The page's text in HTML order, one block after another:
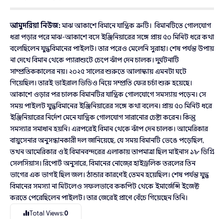
আমুদরিয়া নিউজ:মাঝ আকাশে বিমানে যান্ত্রিক ত্রুটি। বিমানটিতে গোলযোগ
ধরা পড়ার পরে মাঝ-আকাশে বসে ইঞ্জিনিয়ারের সঙ্গে প্রায় ৫০ মিনিট ধরে কথা
বলেছিলেন যুদ্ধবিমানের পাইলট। তার পরেও মেলেনি সুরাহা। শেষ পর্যন্ত উপায়
না দেখে বিমান থেকে প্যারাশুটে চেপে ঝাঁপ দেন চালক। দুর্ঘটনাটি
সাম্প্রতিককালের নয়। ২০২৫ সালের শুরুতে আলাস্কায় এমনটা ঘটে
গিয়েছিল। তারই ভাইরাল ভিডিও নিয়ে সম্প্রতি ফের চর্চা শুরু হয়েছে।
আকাশে ওড়ার পর চালক বিমানটির যান্ত্রিক গোলযোগে সমস্যায় পড়েন। সে
সময় পাইলট যুদ্ধবিমানের ইঞ্জিনিয়ারের সঙ্গে কথা বলেন। প্রায় ৫০ মিনিট ধরে
ইঞ্জিনিয়ারের নির্দেশ মেনে যান্ত্রিক গোলযোগ সারানোর চেষ্টা করেন। কিন্তু
সমস্যার সমাধান হয়নি। এরপরেই বিমান থেকে ঝাঁপ দেন চালক। আমেরিকার
বায়ুসেনার অনুসন্ধানকারী দল জানিয়েছে, যে সময় বিমানটি ভেঙে পড়েছিল,
তখন আমেরিকার ওই বিমানবন্দরের এলাকায় তাপমাত্রা ছিল মাইনাস ১৮ ডিগ্রি
সেলসিয়াস। রিপোর্ট অনুসারে, বিমানের নোজ়ের হাইড্রলিক তরলের তিন
ভাগের এক ভাগই ছিল জল। ঠান্ডার কারণেই তেমন হয়েছিল। শেষ পর্যন্ত যুদ্ধ
বিমানের সমস্যা না মিটলেও সফলভাবে ককপিট থেকে ইমার্জেন্সি ইজেক্ট
করতে পেরেছিলেন পাইলট। তার জেরেই প্রাণে বেঁচে গিয়েছেন তিনি।
Total Views:0